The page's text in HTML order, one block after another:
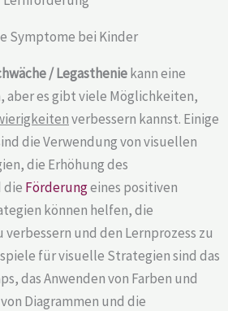
Symptome bei Kinder
/ Legastheniekann eine
aber es gibt viele Möglichkeiten,
verbessern kannst. Einige
die Verwendung von visuellen
die Erhöhung des
die Förderungeines positiven
können helfen, die
und den Lernprozess zu
für visuelle Strategien sind das
das Anwenden von Farben und
Diagrammen und die